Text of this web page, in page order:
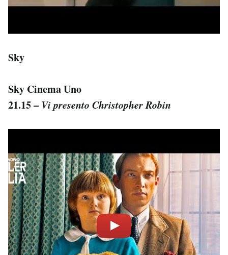
Sky
Sky Cinema Uno
21.15 – Vi presento Christopher Robin